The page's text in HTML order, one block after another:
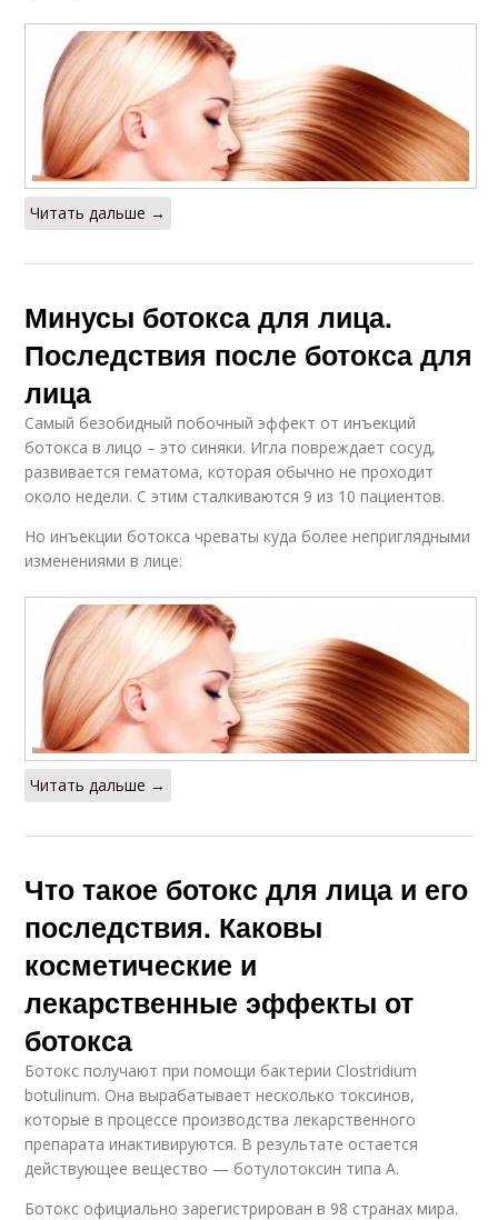
Читать дальше →
Минусы ботокса для лица.
Последствия после ботокса для
лица
Самый безобидный побочный эффект от инъекций
ботокса в лицо – это синяки. Игла повреждает сосуд,
развивается гематома, которая обычно не проходит
около недели. С этим сталкиваются 9 из 10 пациентов.
Но инъекции ботокса чреваты куда более неприглядными
изменениями в лице:
Читать дальше →
Что такое ботокс для лица и его
последствия. Каковы
косметические и
лекарственные эффекты от
ботокса
Ботокс получают при помощи бактерии Clostridium
botulinum. Она вырабатывает несколько токсинов,
которые в процессе производства лекарственного
препарата инактивируются. В результате остается
действующее вещество — ботулотоксин типа А.
Ботокс официально зарегистрирован в 98 странах мира.